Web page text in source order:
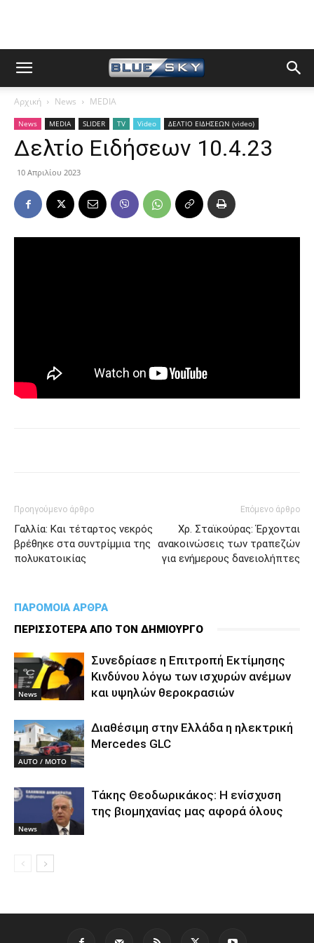
Αρχική News MEDIA
News MEDIA SLIDER TV Video ΔΕΛΤΙΟ ΕΙΔΗΣΕΩΝ (video)
Δελτίο Ειδήσεων 10.4.23
10 Απριλίου 2023
Προηγούμενο άρθρο
Γαλλία: Και τέταρτος νεκρός
βρέθηκε στα συντρίμμια της
πολυκατοικίας
Επόμενο άρθρο
Χρ. Σταϊκούρας: Έρχονται
ανακοινώσεις των τραπεζών
για ενήμερους δανειολήπτες
ΠΑΡΟΜΟΙΑ ΑΡΘΡΑ
ΠΕΡΙΣΣΟΤΕΡΑ ΑΠΟ ΤΟΝ ΔΗΜΙΟΥΡΓΟ
News
Συνεδρίασε η Επιτροπή Εκτίμησης
Κινδύνου λόγω των ισχυρών ανέμων
και υψηλών θεροκρασιών
AUTO / MOTO
Διαθέσιμη στην Ελλάδα η ηλεκτρική
Mercedes GLC
News
Τάκης Θεοδωρικάκος: Η ενίσχυση
της βιομηχανίας μας αφορά όλους